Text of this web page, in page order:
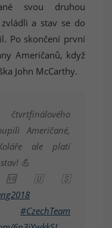
svou druhou
a stav se do
Po skončení první
Američanů, když
John McCarthy.
Američané,
ale platí
💪
#CzechTeam